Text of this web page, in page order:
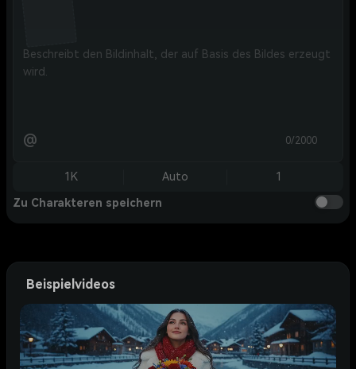
@ 0/2000
1K Auto 1
Zu Charakteren speichern
Beispielvideos